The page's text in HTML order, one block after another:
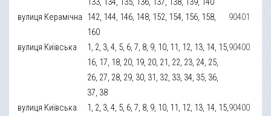
вулиця Керамічна 142, 144, 146, 148, 152, 154, 156, 158,
160
90401
вулиця Київська
1, 2, 3, 4, 5, 6, 7, 8, 9, 10, 11, 12, 13, 14, 15,
16, 17, 18, 20, 19, 20, 21, 22, 23, 24, 25,
26, 27, 28, 29, 30, 31, 32, 33, 34, 35, 36,
37, 38
90400
вулиця Київська
1, 2, 3, 4, 5, 6, 7, 8, 9, 10, 11, 12, 13, 14, 15,90400